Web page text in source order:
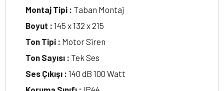
Montaj Tipi : Taban Montaj
Boyut : 145 x 132 x 215
Ton Tipi : Motor Siren
Ton Sayısı : Tek Ses
Ses Çıkışı : 140 dB 100 Watt